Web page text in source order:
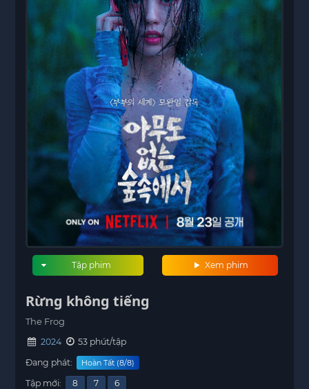
Xem phim
Tập phim
Rừng không tiếng
The Frog
2024
53 phút/tập
Đang phát:
Hoàn Tất (8/8)
Tập mới: 8 7
6